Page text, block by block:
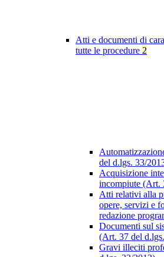
Atti e documenti di
tutte le procedure 2
del d.lgs. 33/
Acquisizione
incompiute (Art.
Atti relativi alla
opere, servizi e
redazione
Documenti sul
(Art. 37 del
Gravi illeciti